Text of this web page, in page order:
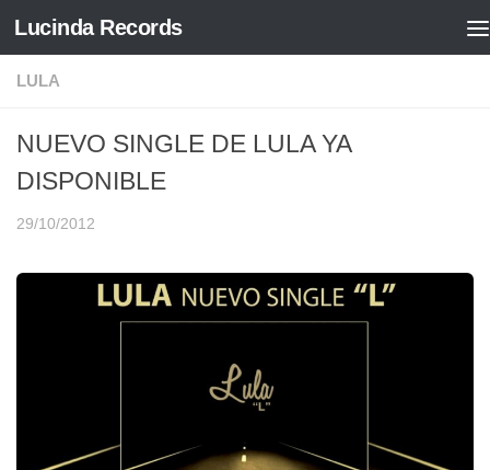
Saltar al contenido
Lucinda Records
LULA
NUEVO SINGLE DE LULA YA
DISPONIBLE
29/10/2012